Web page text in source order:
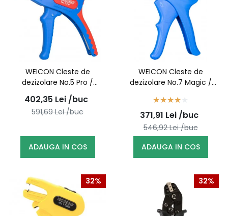
WEICON Cleste de
dezizolare No.5 Pro /
51005005 (10062070)
402,35 Lei /buc
591,69Lei /buc
ADAUGA IN COS
WEICON Cleste de
dezizolare No.7 Magic /
371,91 Lei /buc
546,92Lei /buc
ADAUGA IN COS
32% 32%